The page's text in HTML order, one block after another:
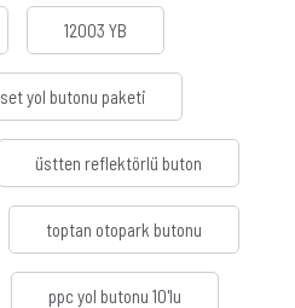
12003 YB
set yol butonu paketi
üstten reflektörlü buton
toptan otopark butonu
ppc yol butonu 10'lu